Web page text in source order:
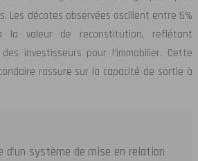
Les décotes observées oscillent entre 5%
valeur de reconstitution, reflétant
investisseurs pour l’immobilier. Cette
rassure sur la capacité de sortie à
d’un système de mise en relation